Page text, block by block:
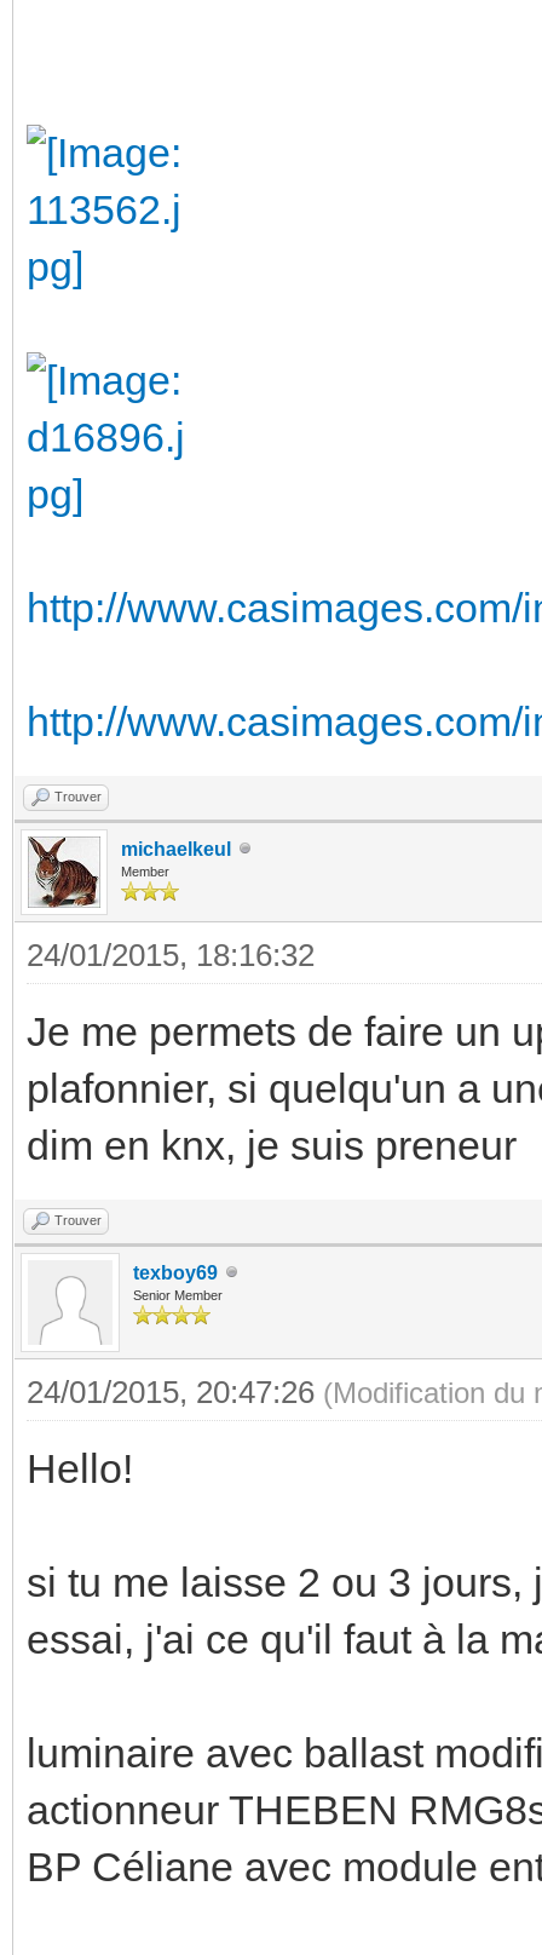
http://
http://
Trouver
michaelkeul
Member
24/01/2015, 18:16:32
Je me permets de faire un
plafonnier, si quelqu'un a
dim en knx, je suis preneur
Trouver
texboy69
Senior Member
24/01/2015, 20:47:26 (Modification du
Hello!
si tu me laisse 2 ou 3
essai, j'ai ce qu'il faut à la
luminaire avec ballast
actionneur THEBEN
BP Céliane avec module